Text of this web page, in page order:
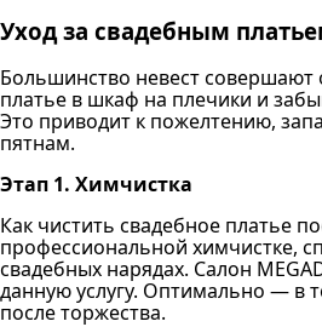
Уход за свадебным
Большинство невест
платье в шкаф на плечики и
Это приводит к пожелтению,
пятнам.
Этап 1. Химчистка
Как чистить свадебное платье
профессиональной химчистке,
свадебных нарядах. Салон
данную услугу. Оптимально — в
после торжества.